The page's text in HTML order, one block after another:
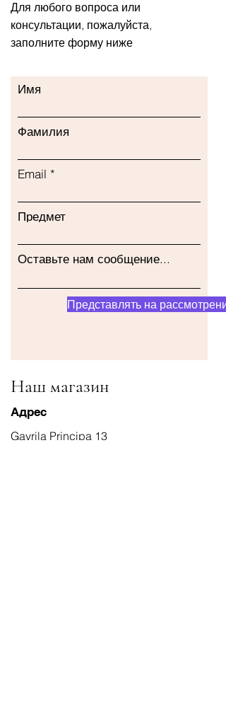
Для любого вопроса или
консультации, пожалуйста,
заполните форму ниже
Имя
Фамилия
Email
Предмет
Оставьте нам сообщение...
Представлять на
Наш магазин
Адрес
Gavrila Principa 13